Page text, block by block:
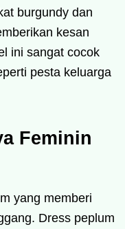
burgundy dan
kesan
ini sangat cocok
pesta keluarga
Feminin
yang memberi
Dress peplum